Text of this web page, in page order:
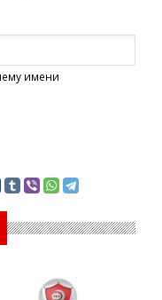
имени